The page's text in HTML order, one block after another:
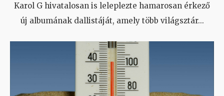
Karol G hivatalosan is leleplezte hamarosan érkező
új albumának dallistáját, amely több világsztár...